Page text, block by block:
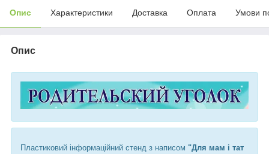
Опис Характеристики Доставка Оплата Умови
Опис
Пластиковий інформаційний стенд з написом "Для мам і тат